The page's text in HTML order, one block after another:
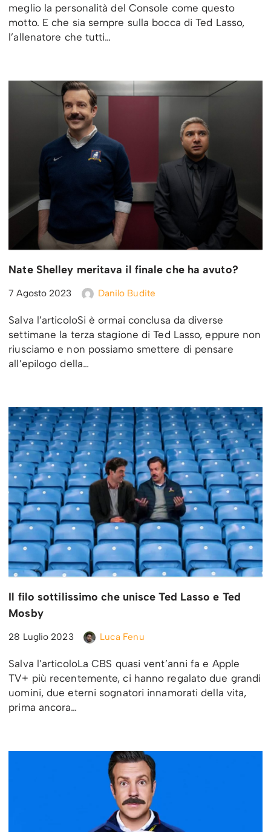
meglio la personalità del Console come questo
motto. E che sia sempre sulla bocca di Ted Lasso,
l’allenatore che tutti…
Nate Shelley meritava il finale che ha avuto?
7 Agosto 2023 Danilo Budite
Salva l’articoloSi è ormai conclusa da diverse
settimane la terza stagione di Ted Lasso, eppure non
riusciamo e non possiamo smettere di pensare
all’epilogo della…
Il filo sottilissimo che unisce Ted Lasso e Ted
Mosby
28 Luglio 2023 Luca Fenu
Salva l’articoloLa CBS quasi vent’anni fa e Apple
TV+ più recentemente, ci hanno regalato due grandi
uomini, due eterni sognatori innamorati della vita,
prima ancora…